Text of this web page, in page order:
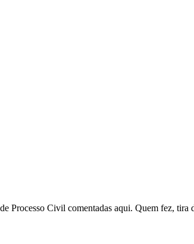
Processo Civil comentadas aqui. Quem fez,